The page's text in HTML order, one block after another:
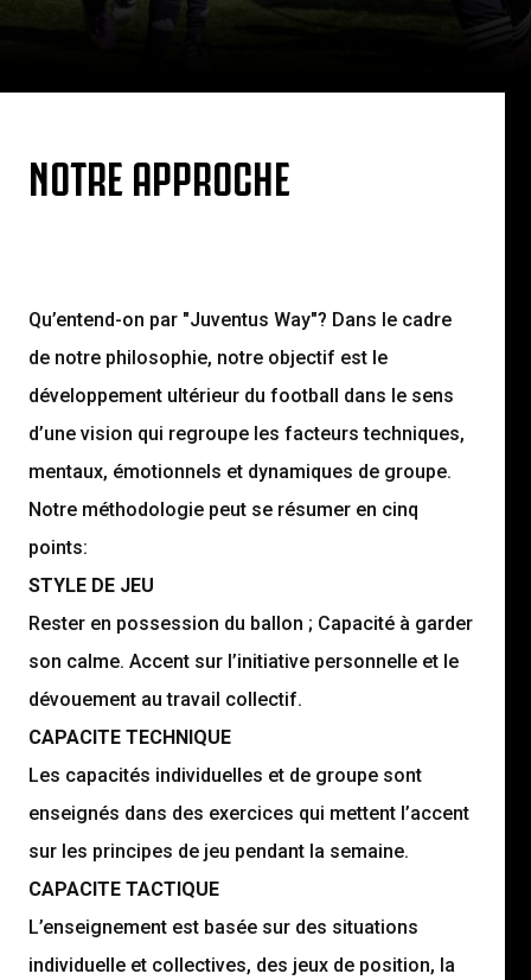
NOTRE APPROCHE
Qu’entend-on par "Juventus Way"? Dans le cadre
de notre philosophie, notre objectif est le
développement ultérieur du football dans le sens
d’une vision qui regroupe les facteurs techniques,
mentaux, émotionnels et dynamiques de groupe.
Notre méthodologie peut se résumer en cinq
points:
STYLE DE JEU
Rester en possession du ballon ; Capacité à garder
son calme. Accent sur l’initiative personnelle et le
dévouement au travail collectif.
CAPACITE TECHNIQUE
Les capacités individuelles et de groupe sont
enseignés dans des exercices qui mettent l’accent
sur les principes de jeu pendant la semaine.
CAPACITE TACTIQUE
L’enseignement est basée sur des situations
individuelle et collectives, des jeux de position, la